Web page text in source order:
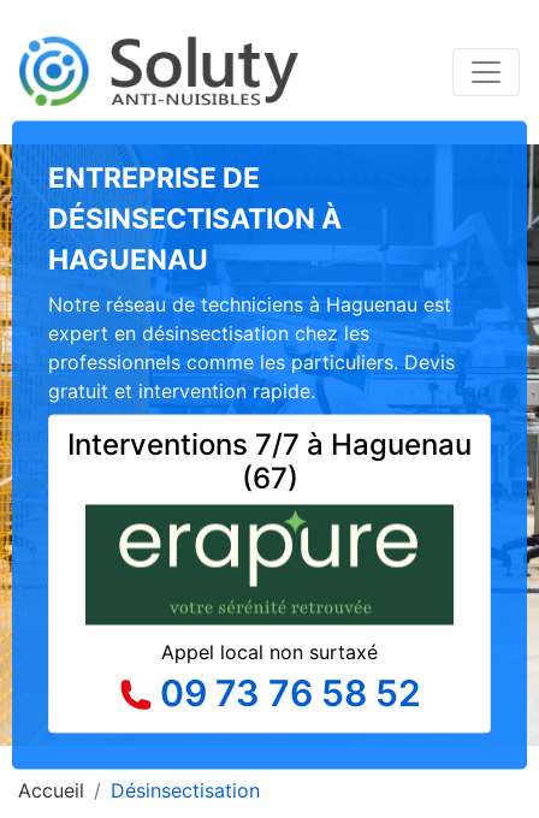
ENTREPRISE DE
DÉSINSECTISATION À
HAGUENAU
Notre réseau de techniciens à Haguenau est
expert en désinsectisation chez les
professionnels comme les particuliers. Devis
gratuit et intervention rapide.
Interventions 7/7 à Haguenau
(67)
Appel local non surtaxé
09 73 76 58 52
Accueil Désinsectisation